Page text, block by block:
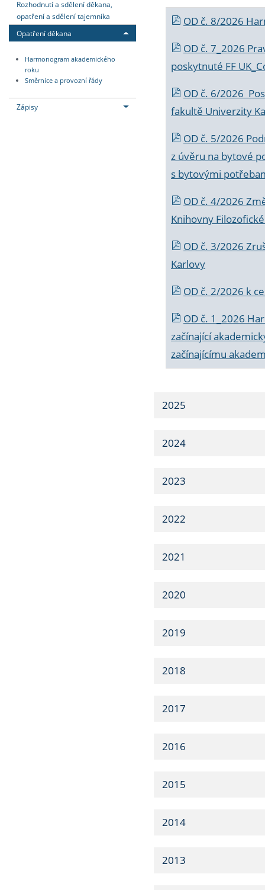
Rozhodnutí a sdělení děkana,
opatření a sdělení tajemníka
Opatření děkana
Harmonogram akademického
roku
Směrnice a provozní řády
Zápisy
OD č. 8/2026
OD č. 7_2026
poskytnuté FF
OD č. 6/2026
fakultě Univerzity
OD č. 5/2026
z úvěru na bytové
s bytovými
OD č. 4/2026
Knihovny
OD č. 3/2026
Karlovy
OD č. 2/2026 k
OD č. 1_2026
začínající
začínajícímu
2025
2024
2023
2022
2021
2020
2019
2018
2017
2016
2015
2014
2013